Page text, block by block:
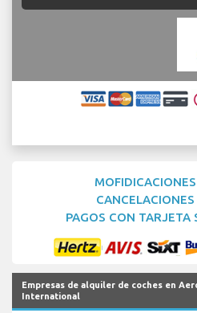
PAGOS CON TARJETA
Empresas de alquiler de coches en
International